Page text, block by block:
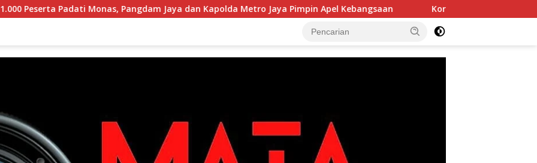
Jaya dan Kapolda Metro Jaya Pimpin Apel Kebangsaan Korem 052/Wijayakrama Tanam 2.000 Pohon di